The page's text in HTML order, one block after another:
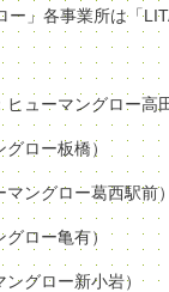
」各事業所は「
ヒューマングロー高
グロー板橋）
マングロー葛西駅前
ロー亀有）
グロー新小岩）